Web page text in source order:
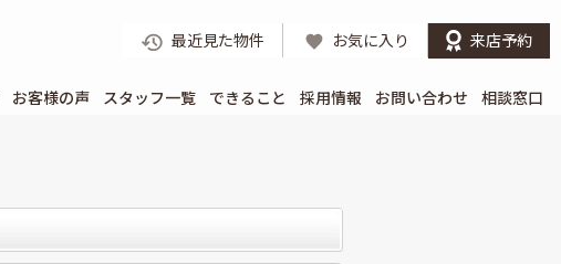
最近見た物件 お気に入り 来店予約
お客様の声 スタッフ一覧 できること 採用情報 お問い合わせ 相談窓口